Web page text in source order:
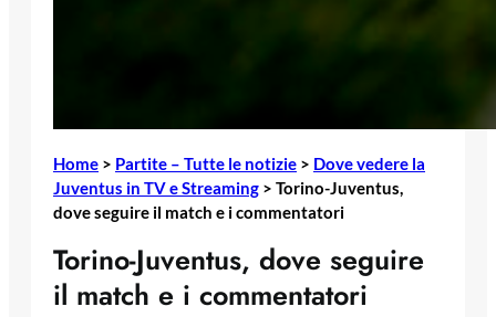
Home > Partite – Tutte le notizie > Dove vedere la
Juventus in TV e Streaming > Torino-Juventus,
dove seguire il match e i commentatori
Torino-Juventus, dove seguire
il match e i commentatori